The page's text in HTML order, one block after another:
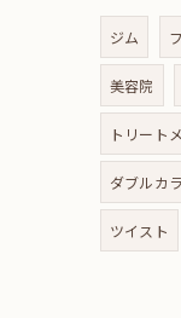
ジム
美容院
トリート
ダブルカ
ツイスト